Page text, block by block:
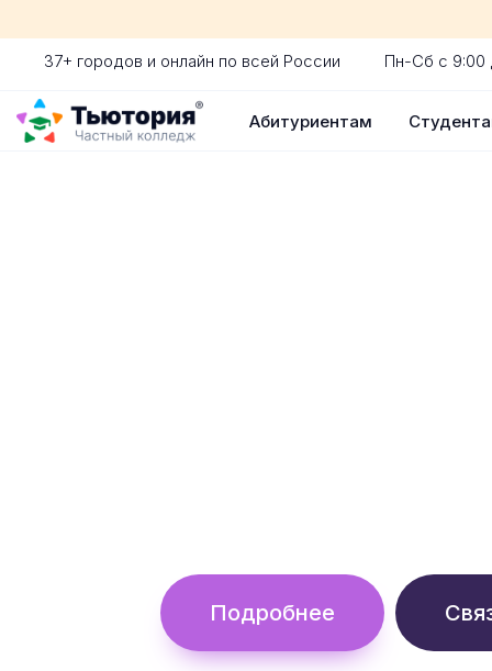
37+ городов и онлайн по всей России Пн-Сб с 9:00
Абитуриентам
Подробнее